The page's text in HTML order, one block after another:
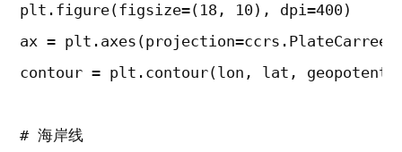
plt.figure(figsize=(18, 10), dpi=400)
ax =
contour = plt.contour(lon, lat,
# 海岸线